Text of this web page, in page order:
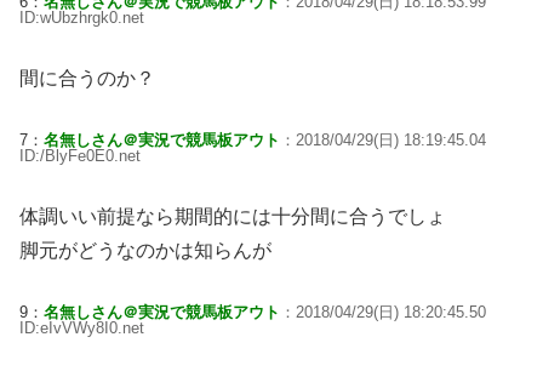
ID:wUbzhrgk0.net
間に合うのか？
7： 名無しさん＠実況で競馬板アウト ：2018/04/29(日) 18:19:45.04
ID:/BlyFe0E0.net
体調いい前提なら期間的には十分間に合うでしょ
脚元がどうなのかは知らんが
9： 名無しさん＠実況で競馬板アウト ：2018/04/29(日) 18:20:45.50
ID:eIvVWy8I0.net